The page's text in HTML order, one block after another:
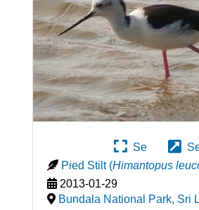
Se
Pied Stilt (Himantopus
2013-01-29
Bundala National Park, Sri